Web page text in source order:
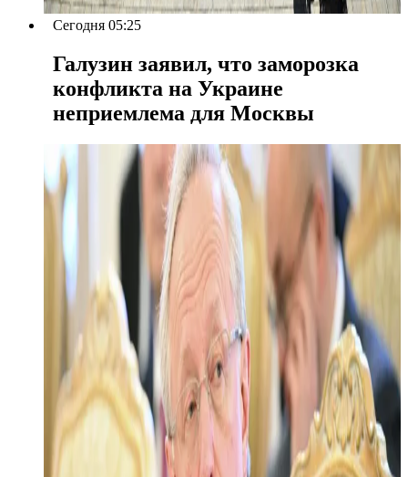
Сегодня 05:25
Галузин заявил, что заморозка
конфликта на Украине
неприемлема для Москвы